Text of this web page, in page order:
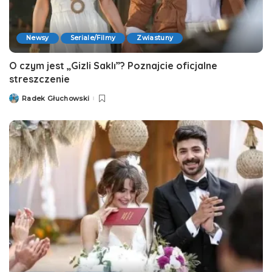
Newsy Seriale/Filmy Zwiastuny
O czym jest „Gizli Saklı”? Poznajcie oficjalne
streszczenie
PostedRadek Głuchowski